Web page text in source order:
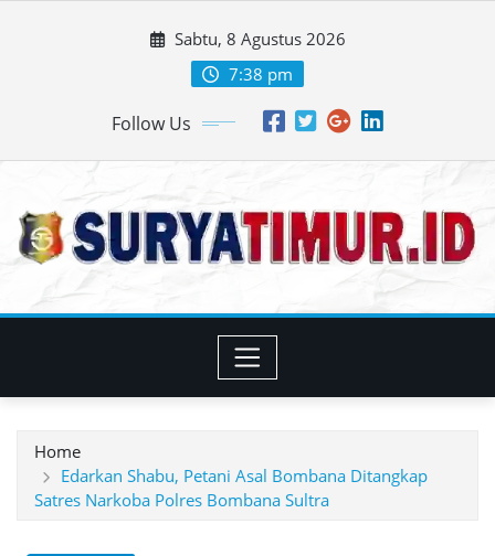
Sabtu, 8 Agustus 2026
7:38 pm
Follow Us
Home
Edarkan Shabu, Petani Asal Bombana Ditangkap
Satres Narkoba Polres Bombana Sultra